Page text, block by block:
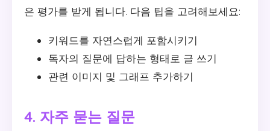
은 평가를 받게 됩니다. 다음 팁을 고려해보세요:
키워드를 자연스럽게 포함시키기
독자의 질문에 답하는 형태로 글 쓰기
관련 이미지 및 그래프 추가하기
4. 자주 묻는 질문